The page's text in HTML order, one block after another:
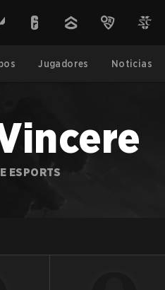
Jugadores Noticias
ESPORTS